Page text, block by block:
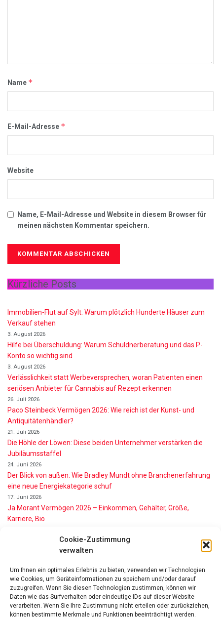
Cookie-Zustimmung
verwalten
Um Ihnen ein optimales Erlebnis zu bieten, verwenden wir Technologien
wie Cookies, um Geräteinformationen zu speichern und/oder darauf
zuzugreifen. Wenn Sie diesen Technologien zustimmen, können wir
Daten wie das Surfverhalten oder eindeutige IDs auf dieser Website
verarbeiten. Wenn Sie Ihre Zustimmung nicht erteilen oder zurückziehen,
können bestimmte Merkmale und Funktionen beeinträchtigt werden.
Name *
E-Mail-Adresse *
Website
Name, E-Mail-Adresse und Website in diesem Browser für
meinen nächsten Kommentar speichern.
Kürzliche Posts
Immobilien-Flut auf Sylt: Warum plötzlich Hunderte Häuser zum
Verkauf stehen
3. August 2026
Hilfe bei Überschuldung: Warum Schuldnerberatung und das P-
Konto so wichtig sind
3. August 2026
Verlässlichkeit statt Werbeversprechen, woran Patienten einen
seriösen Anbieter für Cannabis auf Rezept erkennen
26. Juli 2026
Paco Steinbeck Vermögen 2026: Wie reich ist der Kunst- und
Antiquitätenhändler?
21. Juli 2026
Die Höhle der Löwen: Diese beiden Unternehmer verstärken die
Jubiläumsstaffel
24. Juni 2026
Der Blick von außen: Wie Bradley Mundt ohne Branchenerfahrung
eine neue Energiekategorie schuf
17. Juni 2026
Ja Morant Vermögen 2026 – Einkommen, Gehälter, Größe,
Karriere, Bio
Alice Walton Vermögen 2026: So reich ist die Walmart-Erbin
wirklich
11. Juni 2026
Nino de Angelo Vermögen 2026 Wie Reich Ist Er?
9. Juni 2026